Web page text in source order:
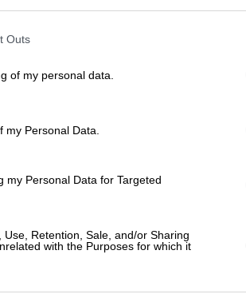
Outs
of my personal data.
Personal Data.
my Personal Data for Targeted
Retention, Sale, and/or Sharing
with the Purposes for which it
της αυτοδιοίκησης
-όπως
άνθρωποι, επιστήμονες,
την μοίρα της πόλης
να ορίσουν το δρόμο που
συγκριτικά